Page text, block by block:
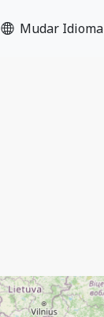
Mudar Idioma